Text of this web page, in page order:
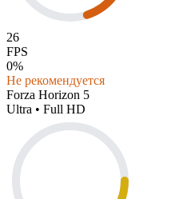
26
FPS
0%
Не рекомендуется
Forza Horizon 5
Ultra • Full HD